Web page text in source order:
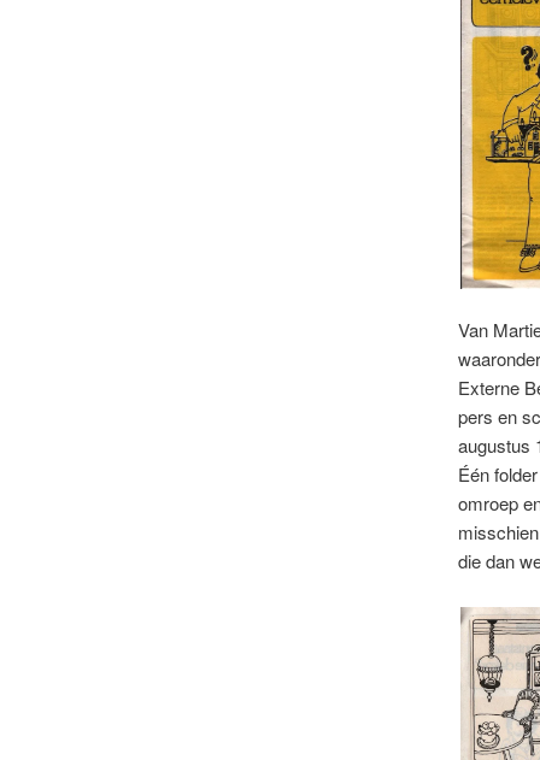
Van
Externe
pers en
augustus
Één
omroep
die dan